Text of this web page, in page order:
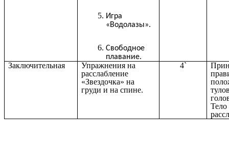
Игра
«Водолазы».
Свободное
плавание.
Заключительная
Упражнения на
расслабление
«Звездочка» на
груди и на спине.
4`
Тело